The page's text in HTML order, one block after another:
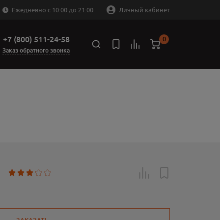
Ежедневно с 10:00 до 21:00 Личный кабинет
+7 (800) 511-24-58
Заказ обратного звонка
0